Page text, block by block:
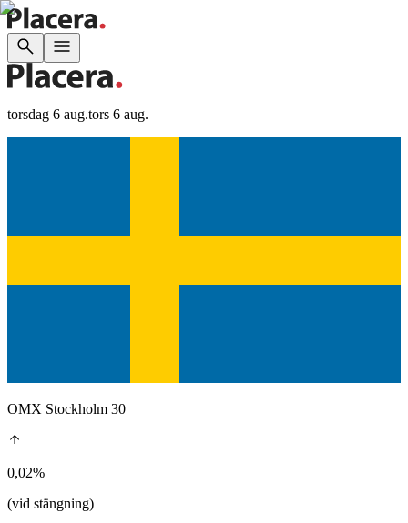
torsdag 6 aug.tors 6 aug.
OMX Stockholm 30
0,02%
(vid stängning)